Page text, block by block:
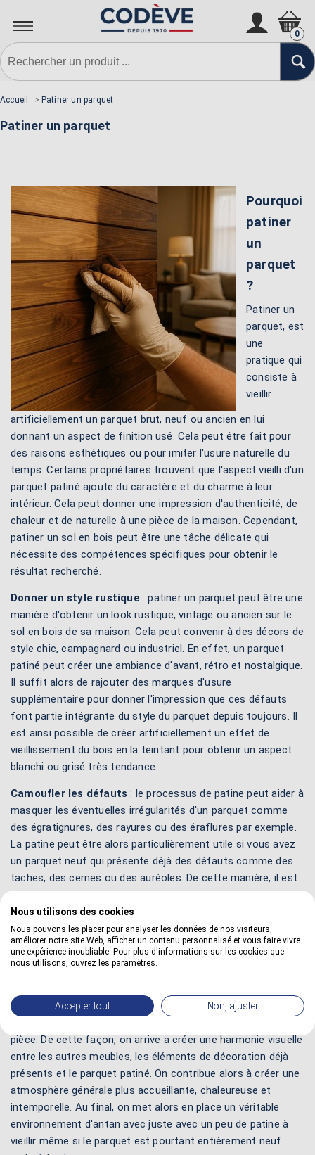
0
Accueil > Patiner un parquet
Patiner un parquet
Pourquoi
patiner
un
parquet
?
Patiner un
parquet, est
une
pratique qui
consiste à
vieillir
artificiellement un parquet brut, neuf ou ancien en lui
donnant un aspect de finition usé. Cela peut être fait pour
des raisons esthétiques ou pour imiter l'usure naturelle du
temps. Certains propriétaires trouvent que l'aspect vieilli d'un
parquet patiné ajoute du caractère et du charme à leur
intérieur. Cela peut donner une impression d'authenticité, de
chaleur et de naturelle à une pièce de la maison. Cependant,
patiner un sol en bois peut être une tâche délicate qui
nécessite des compétences spécifiques pour obtenir le
résultat recherché.
Donner un style rustique : patiner un parquet peut être une
manière d'obtenir un look rustique, vintage ou ancien sur le
sol en bois de sa maison. Cela peut convenir à des décors de
style chic, campagnard ou industriel. En effet, un parquet
patiné peut créer une ambiance d'avant, rétro et nostalgique.
Il suffit alors de rajouter des marques d'usure
supplémentaire pour donner l'impression que ces défauts
font partie intégrante du style du parquet depuis toujours. Il
est ainsi possible de créer artificiellement un effet de
vieillissement du bois en la teintant pour obtenir un aspect
blanchi ou grisé très tendance.
Camoufler les défauts : le processus de patine peut aider à
masquer les éventuelles irrégularités d'un parquet comme
des égratignures, des rayures ou des éraflures par exemple.
La patine peut être alors particulièrement utile si vous avez
un parquet neuf qui présente déjà des défauts comme des
taches, des cernes ou des auréoles. De cette manière, il est
possible de récupérer un parquet en lui apportant une
apparence plus uniforme. En effet, c'est l'occasion de
donner une nouvelle vie à un sol en bois en profitant pour
camoufler les petites imperfections de surface inévitables
lors d'une utilisation au quotidien.
valeur des éléments anciens, patiner un parquet en bois peut
pièce. De cette façon, on arrive a créer une harmonie visuelle
entre les autres meubles, les éléments de décoration déjà
présents et le parquet patiné. On contribue alors à créer une
atmosphère générale plus accueillante, chaleureuse et
intemporelle. Au final, on met alors en place un véritable
environnement d'antan avec juste avec un peu de patine à
vieillir même si le parquet est pourtant entièrement neuf
Nous utilisons des cookies
Nous pouvons les placer pour analyser les données de nos visiteurs,
améliorer notre site Web, afficher un contenu personnalisé et vous faire vivre
une expérience inoubliable. Pour plus d'informations sur les cookies que
nous utilisons, ouvrez les paramètres.
Accepter tout Non, ajuster